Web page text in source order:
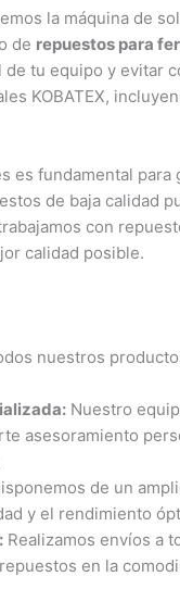
la máquina de
de repuestos para
tu equipo y evitar
KOBATEX,
es fundamental
de baja calidad
con
calidad posible.
nuestros
Nuestro
asesoramiento
de un
y el rendimiento
Realizamos envíos a
en la